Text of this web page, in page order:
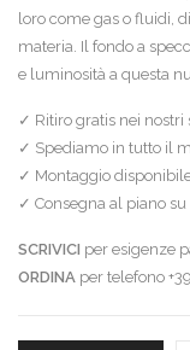
loro come gas o fluidi,
materia. Il fondo a
e luminosità a questa
✓ Ritiro gratis nei nostri
✓ Spediamo in tutto il
✓ Montaggio
✓ Consegna al piano
SCRIVICI per esigenze
ORDINA per telefono